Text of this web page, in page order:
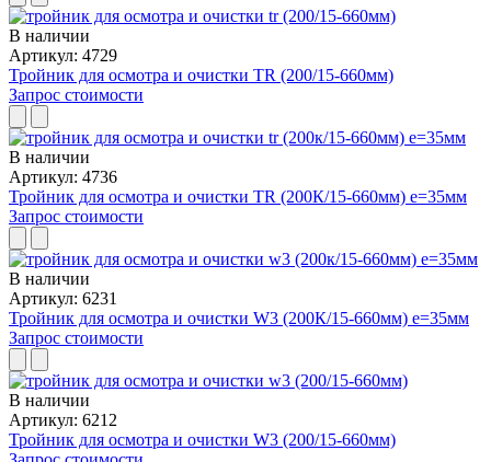
В наличии
Артикул: 4729
Тройник для осмотра и очистки TR (200/15-660мм)
Запрос стоимости
В наличии
Артикул: 4736
Тройник для осмотра и очистки TR (200К/15-660мм) e=35мм
Запрос стоимости
В наличии
Артикул: 6231
Тройник для осмотра и очистки W3 (200К/15-660мм) e=35мм
Запрос стоимости
В наличии
Артикул: 6212
Тройник для осмотра и очистки W3 (200/15-660мм)